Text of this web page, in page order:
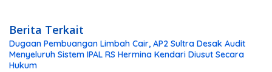
Berita Terkait
Dugaan Pembuangan Limbah Cair, AP2 Sultra Desak Audit
Menyeluruh Sistem IPAL RS Hermina Kendari Diusut Secara
Hukum